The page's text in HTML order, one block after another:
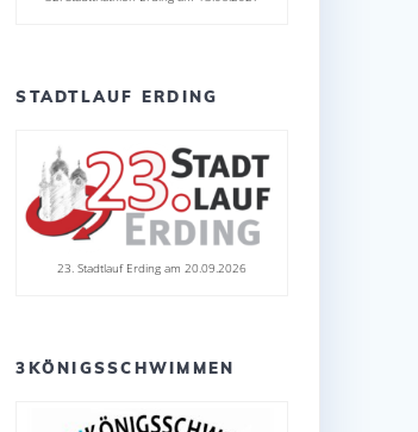
STADTLAUF ERDING
23. Stadtlauf Erding am 20.09.2026
3KÖNIGSSCHWIMMEN